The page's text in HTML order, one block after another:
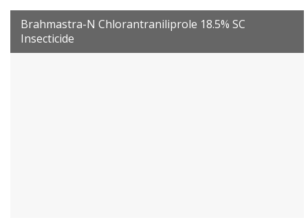
Brahmastra-N Chlorantraniliprole 18.5% SC
Insecticide